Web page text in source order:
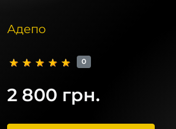
Адепо
0
2 800 грн.